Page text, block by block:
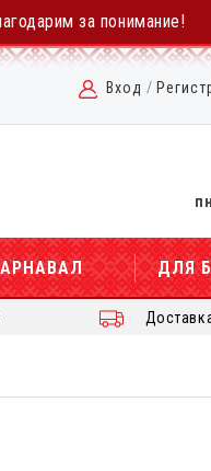
за понимание!
Вход /
ДЛЯ